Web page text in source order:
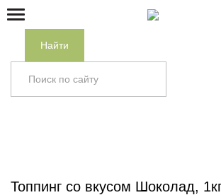
Найти
Топпинг со вкусом Шоколад,